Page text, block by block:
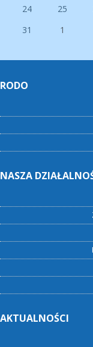
24
25
31
1
RODO
NASZA
AKTUALNOŚCI